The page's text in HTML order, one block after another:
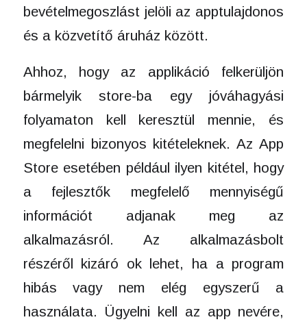
bevételmegoszlást jelöli az apptulajdonos
és a közvetítő áruház között.
Ahhoz, hogy az applikáció felkerüljön
bármelyik store-ba egy jóváhagyási
folyamaton kell keresztül mennie, és
megfelelni bizonyos kitételeknek. Az App
Store esetében például ilyen kitétel, hogy
a fejlesztők megfelelő mennyiségű
információt adjanak meg az
alkalmazásról. Az alkalmazásbolt
részéről kizáró ok lehet, ha a program
hibás vagy nem elég egyszerű a
használata. Ügyelni kell az app nevére,